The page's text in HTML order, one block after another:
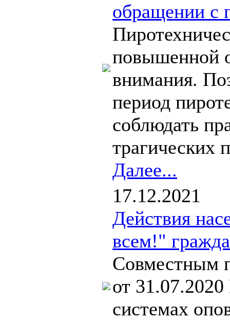
обращении с
повышенной
внимания.
период
соблюдать
трагических
Далее...
17.12.2021
Действия
всем!"
Совместным
от
системах